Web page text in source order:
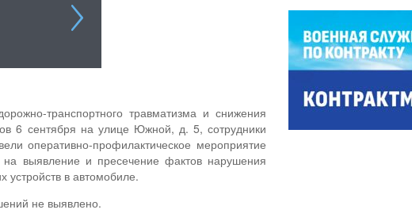
транспортного травматизма и снижения
6 сентября на улице Южной, д. 5, сотрудники
оперативно-профилактическое мероприятие
выявление и пресечение фактов нарушения
устройств в автомобиле.
не выявлено.